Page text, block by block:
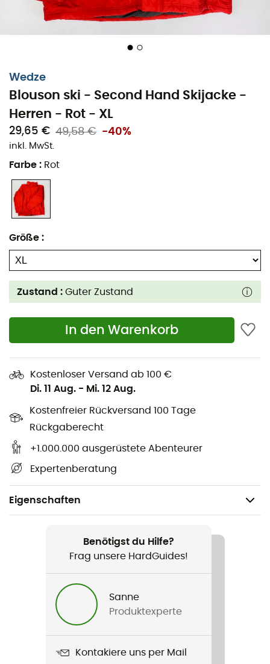
Wedze
Blouson ski - Second Hand Skijacke -
Herren - Rot - XL
29,65 € 49,58 € -40%
inkl. MwSt.
Farbe : Rot
Größe :
Zustand : Guter Zustand
In den Warenkorb
Kostenloser Versand ab 100 €
Di. 11 Aug. - Mi. 12 Aug.
Kostenfreier Rückversand 100 Tage
Rückgaberecht
+1.000.000 ausgerüstete Abenteurer
Expertenberatung
Eigenschaften
Benötigst du Hilfe?
Frag unsere HardGuides!
Sanne
Produktexperte
Kontakiere uns per Mail